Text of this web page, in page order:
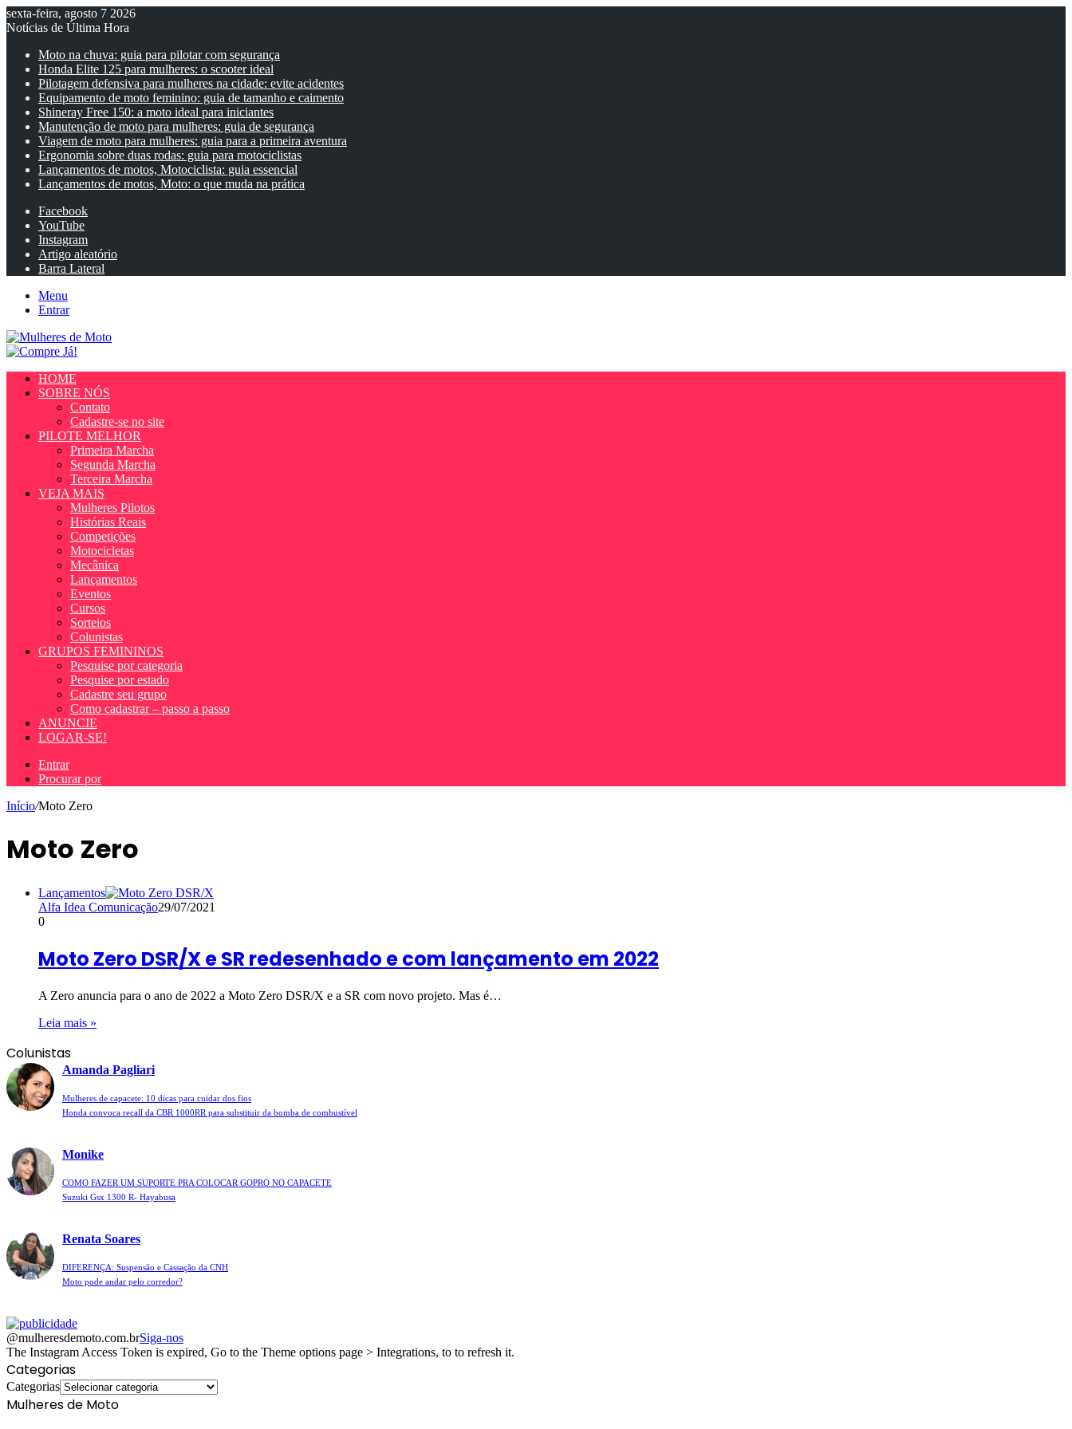
sexta-feira, agosto 7 2026
Notícias de Última Hora
Moto na chuva: guia para pilotar com segurança
Honda Elite 125 para mulheres: o scooter ideal
Pilotagem defensiva para mulheres na cidade: evite acidentes
Equipamento de moto feminino: guia de tamanho e caimento
Shineray Free 150: a moto ideal para iniciantes
Manutenção de moto para mulheres: guia de segurança
Viagem de moto para mulheres: guia para a primeira aventura
Ergonomia sobre duas rodas: guia para motociclistas
Lançamentos de motos, Motociclista: guia essencial
Lançamentos de motos, Moto: o que muda na prática
Facebook
YouTube
Instagram
Artigo aleatório
Barra Lateral
Menu
Entrar
HOME
SOBRE NÓS
Contato
Cadastre-se no site
PILOTE MELHOR
Primeira Marcha
Segunda Marcha
Terceira Marcha
VEJA MAIS
Mulheres Pilotos
Histórias Reais
Competições
Motocicletas
Mecânica
Lançamentos
Eventos
Cursos
Sorteios
Colunistas
GRUPOS FEMININOS
Pesquise por categoria
Pesquise por estado
Cadastre seu grupo
Como cadastrar – passo a passo
ANUNCIE
LOGAR-SE!
Entrar
Procurar por
Início/Moto Zero
Moto Zero
Lançamentos
Alfa Idea Comunicação29/07/2021
0
Moto Zero DSR/X e SR redesenhado e com lançamento em 2022
A Zero anuncia para o ano de 2022 a Moto Zero DSR/X e a SR com novo projeto. Mas é…
Leia mais »
Colunistas
Amanda Pagliari
Mulheres de capacete: 10 dicas para cuidar dos fios
Honda convoca recall da CBR 1000RR para substituir da bomba de combustível
Monike
COMO FAZER UM SUPORTE PRA COLOCAR GOPRO NO CAPACETE
Suzuki Gsx 1300 R- Hayabusa
Renata Soares
DIFERENÇA: Suspensão e Cassação da CNH
Moto pode andar pelo corredor?
@mulheresdemoto.com.brSiga-nos
The Instagram Access Token is expired, Go to the Theme options page > Integrations, to to refresh it.
Categorias
Categorias
Mulheres de Moto